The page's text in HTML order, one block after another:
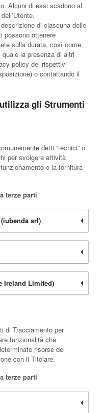
Alcuni di essi scadono al
di ciascuna delle
possono ottenere
sulla durata, così come
la presenza di altri
policy dei rispettivi
o contattando il
gli Strumenti
detti “tecnici” o
per svolgere attività
o la fornitura
terze parti
srl)
Ireland Limited)
di Tracciamento per
funzionalità che
risorse del
con il Titolare.
terze parti